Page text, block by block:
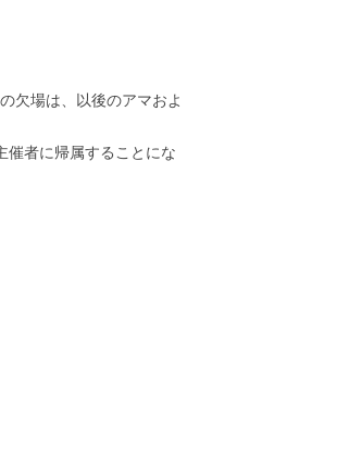
欠場は、以後のアマおよ
催者に帰属することにな